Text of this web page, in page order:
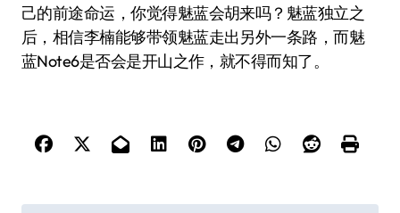
己的前途命运，你觉得魅蓝会胡来吗？魅蓝独立之
后，相信李楠能够带领魅蓝走出另外一条路，而魅
蓝Note6是否会是开山之作，就不得而知了。